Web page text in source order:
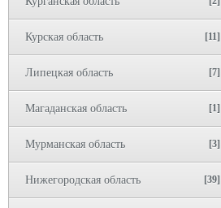
Курская область [11]
Липецкая область [7]
Магаданская область [1]
Мурманская область [3]
Нижегородская область [39]